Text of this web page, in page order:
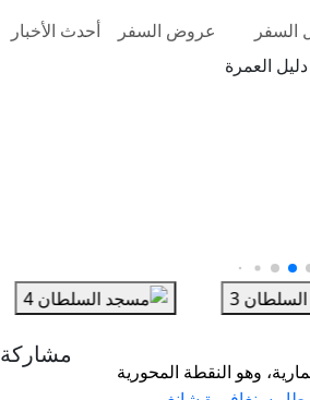
السفر
دليل العمرة
عروض السفر أحدث الأخبار
وهو النقطة المحورية
مشاركة